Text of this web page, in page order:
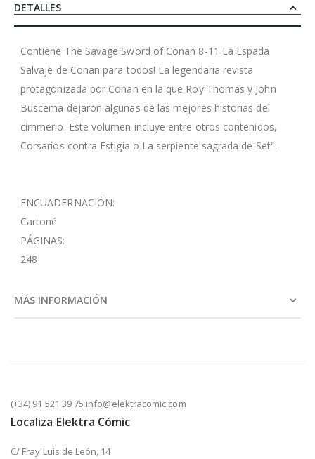
DETALLES
Contiene The Savage Sword of Conan 8-11 La Espada
Salvaje de Conan para todos! La legendaria revista
protagonizada por Conan en la que Roy Thomas y John
Buscema dejaron algunas de las mejores historias del
cimmerio. Este volumen incluye entre otros contenidos,
Corsarios contra Estigia o La serpiente sagrada de Set".
ENCUADERNACIÓN:
Cartoné
PÁGINAS:
248
MÁS INFORMACIÓN
(+34) 91 521 39 75 info@elektracomic.com
Localiza Elektra Cómic
C/ Fray Luis de León, 14